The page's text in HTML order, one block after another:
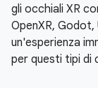
gli occhiali XR
OpenXR, Godot,
un'esperienza
per questi tipi di